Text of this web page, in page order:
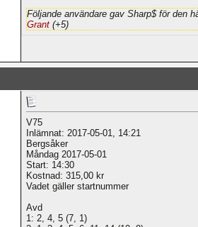
Följande användare gav Sharp$ för den
Grant (+5)
V75
Inlämnat: 2017-05-01, 14:21
Bergsåker
Måndag 2017-05-01
Start: 14:30
Kostnad: 315,00 kr
Vadet gäller startnummer
Avd
1: 2, 4, 5 (7, 1)